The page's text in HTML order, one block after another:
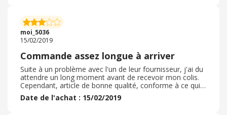
Le colis était très bien emballé et la qualité du papier
peint est vraiment au top , ça vallait vraiment le coup
d'attendre
moi_5036
15/02/2019
Commande assez longue à arriver
Suite à un problème avec l'un de leur fournisseur, j'ai du
attendre un long moment avant de recevoir mon colis.
Cependant, article de bonne qualité, conforme à ce qui
avaient été commandé avec un bon rapport qualité prix.
Le service client répond très rapidement aux requêtes et
Date de l'achat : 15/02/2019